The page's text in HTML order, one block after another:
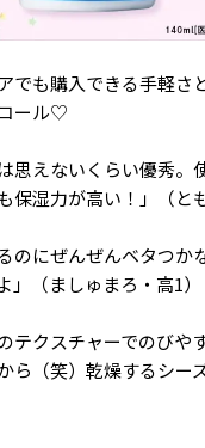
でも購入できる手軽さ
ール♡
思えないくらい優秀
保湿力が高い！」（と
るのにぜんぜんベタつ
」（ましゅまろ・高1）
テクスチャーでのびや
ら（笑）乾燥するシー